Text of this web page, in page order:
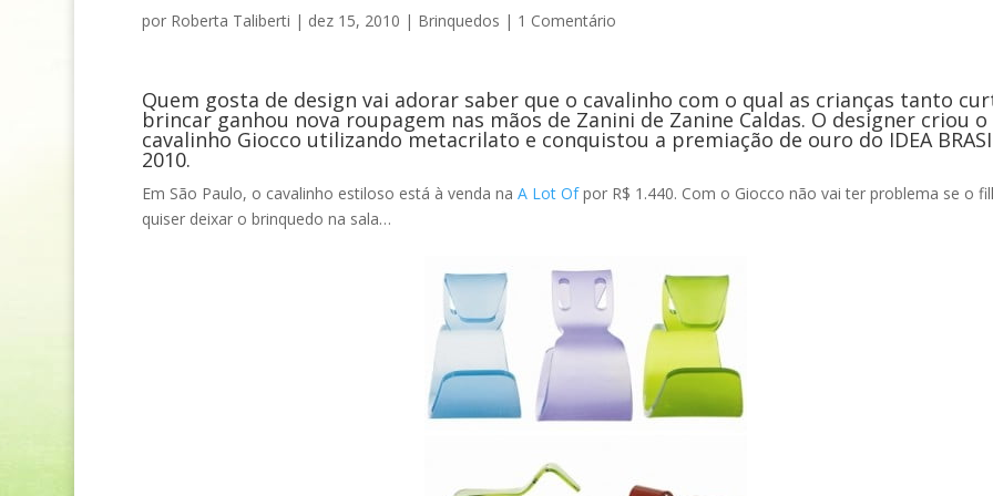
por Roberta Taliberti | dez 15, 2010 | Brinquedos | 1 Comentário
Quem gosta de design vai adorar saber que o cavalinho com o qual as crianças tanto
brincar ganhou nova roupagem nas mãos de Zanini de Zanine Caldas. O designer criou o
cavalinho Giocco utilizando metacrilato e conquistou a premiação de ouro do IDEA
2010.
Em São Paulo, o cavalinho estiloso está à venda na A Lot Ofpor R$ 1.440. Com o Giocco não vai ter problema se o
quiser deixar o brinquedo na sala…